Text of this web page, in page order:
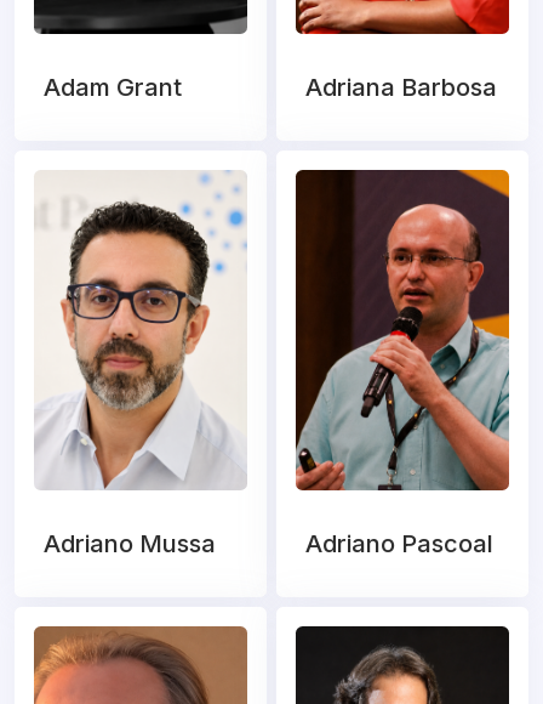
Adam Grant Adriana Barbosa
Adriano Mussa Adriano Pascoal